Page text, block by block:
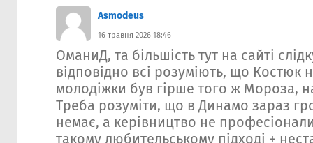
Asmodeus
16 травня 2026 18:46
ОманиД, та більшість тут на сайті
відповідно всі розуміють, що Костюк
молодіжки був гірше того ж Мороза,
Треба розуміти, що в Динамо зараз
немає, а керівництво не
такому любительському підході +